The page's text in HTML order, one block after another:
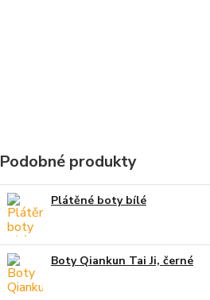
Podobné produkty
Plátěné boty bílé
Boty Qiankun Tai Ji, černé